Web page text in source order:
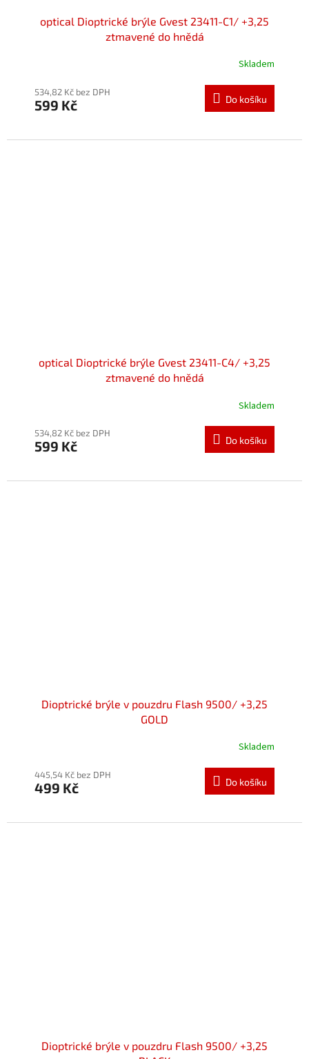
optical Dioptrické brýle Gvest 23411-C1/ +3,25
ztmavené do hnědá
Skladem
534,82 Kč bez DPH
599 Kč Do košíku
optical Dioptrické brýle Gvest 23411-C4/ +3,25
ztmavené do hnědá
Skladem
534,82 Kč bez DPH
599 Kč Do košíku
Dioptrické brýle v pouzdru Flash 9500/ +3,25
GOLD
Skladem
445,54 Kč bez DPH
499 Kč Do košíku
Dioptrické brýle v pouzdru Flash 9500/ +3,25